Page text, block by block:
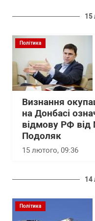
15
Політика
Визнання
на Донбасі
відмову РФ від
Подоляк
15 лютого, 09:36
14
Політика